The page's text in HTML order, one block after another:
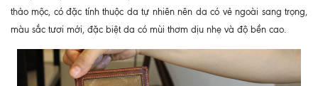
thảo mộc, có đặc tính thuộc da tự nhiên nên da có vẻ ngoài sang trọng,
màu sắc tươi mới, đặc biệt da có mùi thơm dịu nhẹ và độ bền cao.